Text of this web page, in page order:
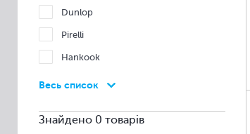
Dunlop
Pirelli
Hankook
Vredestein
Весь список
Знайдено 0 товарів